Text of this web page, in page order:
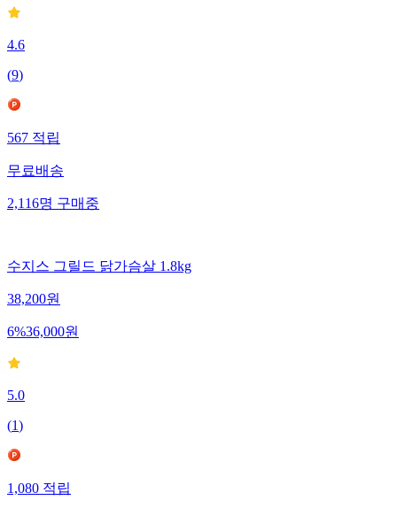
4.6
(9)
567적립
무료배송
2,116명구매중
수지스 그릴드 닭가슴살 1.8kg
38,200원
6%36,000원
5.0
(1)
1,080적립